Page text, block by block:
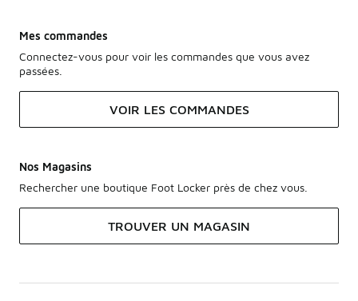
Mes commandes
Connectez-vous pour voir les commandes que vous avez
passées.
VOIR LES COMMANDES
Nos Magasins
Rechercher une boutique Foot Locker près de chez vous.
TROUVER UN MAGASIN